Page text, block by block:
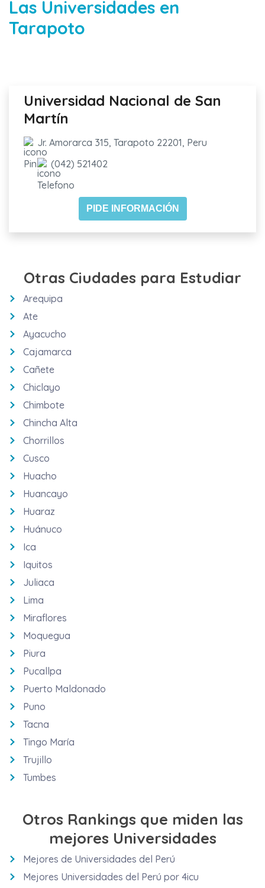
Las Universidades en
Tarapoto
Universidad Nacional de San
Martín
Jr. Amorarca 315, Tarapoto 22201, Peru
(042) 521402
PIDE INFORMACIÓN
Otras Ciudades para Estudiar
Arequipa
Ate
Ayacucho
Cajamarca
Cañete
Chiclayo
Chimbote
Chincha Alta
Chorrillos
Cusco
Huacho
Huancayo
Huaraz
Huánuco
Ica
Iquitos
Juliaca
Lima
Miraflores
Moquegua
Piura
Pucallpa
Puerto Maldonado
Puno
Tacna
Tingo María
Trujillo
Tumbes
Otros Rankings que miden las
mejores Universidades
Mejores de Universidades del Perú
Mejores Universidades del Perú por 4icu